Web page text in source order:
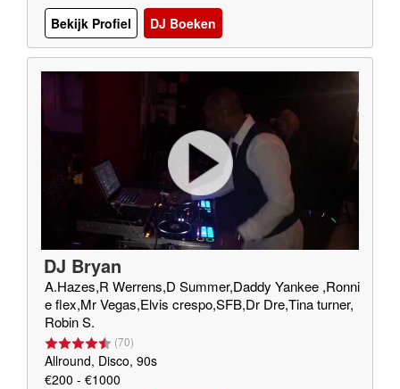
Bekijk Profiel
DJ Boeken
DJ Bryan
A.Hazes,R Werrens,D Summer,Daddy Yankee ,Ronni
e flex,Mr Vegas,Elvis crespo,SFB,Dr Dre,Tina turner,
Robin S.
(70)
Allround, Disco, 90s
€200 - €1000